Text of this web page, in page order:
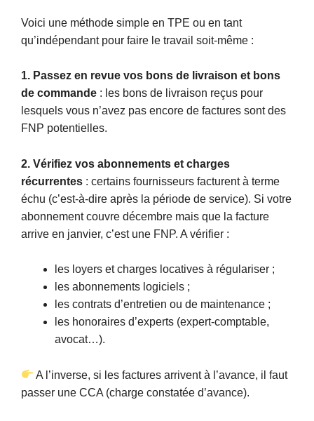
Voici une méthode simple en TPE ou en tant
qu’indépendant pour faire le travail soit-même :
1. Passez en revue vos bons de livraison et bons
de commande : les bons de livraison reçus pour
lesquels vous n’avez pas encore de factures sont des
FNP potentielles.
2. Vérifiez vos abonnements et charges
récurrentes : certains fournisseurs facturent à terme
échu (c’est-à-dire après la période de service). Si votre
abonnement couvre décembre mais que la facture
arrive en janvier, c’est une FNP. A vérifier :
les loyers et charges locatives à régulariser ;
les abonnements logiciels ;
les contrats d’entretien ou de maintenance ;
les honoraires d’experts (expert-comptable,
avocat…).
A l’inverse, si les factures arrivent à l’avance, il faut
passer une CCA (charge constatée d’avance).